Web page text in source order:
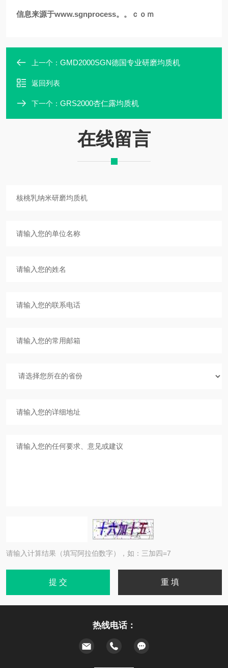
信息来源于www.sgnprocess。。ｃｏｍ
上一个： GMD2000SGN德国专业研磨均质机
返回列表
下一个： GRS2000杏仁露均质机
在线留言
请输入计算结果（填写阿拉伯数字），如：三加四=7
热线电话：